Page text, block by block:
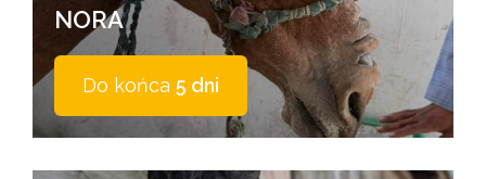
NORA
Do końca 5 dni